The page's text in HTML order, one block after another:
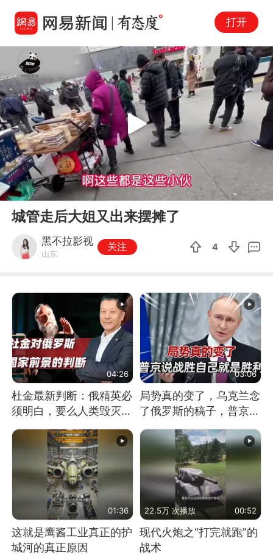
打开
00:00 04:57
Play
城管走后大姐又出来摆摊了
黑不拉影视
山东
关注 4
04:26
杜金最新判断：俄精英必
须明白，要么人类毁灭，
要么俄毁灭
03:06
局势真的变了，乌克兰念
了俄罗斯的稿子，普京说
战胜自己就是胜利
01:36
这就是鹰酱工业真正的护
城河的真正原因
22.5万 次播放 00:52
现代火炮之“打完就跑”的
战术